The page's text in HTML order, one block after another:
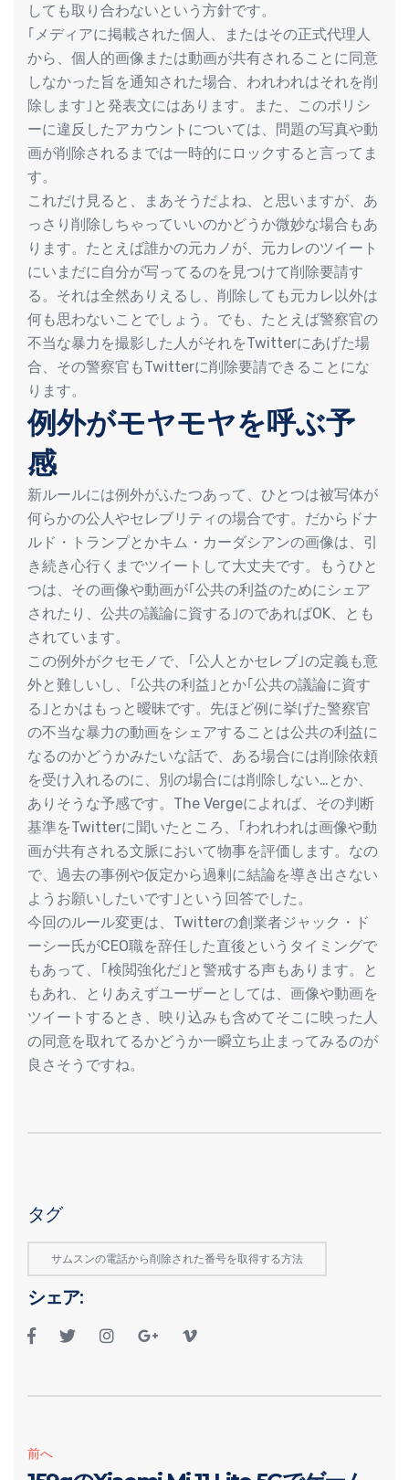
しても取り合わないという方針です。
｢メディアに掲載された個人、またはその正式代理人
から、個人的画像または動画が共有されることに同意
しなかった旨を通知された場合、われわれはそれを削
除します｣と発表文にはあります。また、このポリシ
ーに違反したアカウントについては、問題の写真や動
画が削除されるまでは一時的にロックすると言ってま
す。
これだけ見ると、まあそうだよね、と思いますが、あ
っさり削除しちゃっていいのかどうか微妙な場合もあ
ります。たとえば誰かの元カノが、元カレのツイート
にいまだに自分が写ってるのを見つけて削除要請す
る。それは全然ありえるし、削除しても元カレ以外は
何も思わないことでしょう。でも、たとえば警察官の
不当な暴力を撮影した人がそれをTwitterにあげた場
合、その警察官もTwitterに削除要請できることにな
ります。
例外がモヤモヤを呼ぶ予
感
新ルールには例外がふたつあって、ひとつは被写体が
何らかの公人やセレブリティの場合です。だからドナ
ルド・トランプとかキム・カーダシアンの画像は、引
き続き心行くまでツイートして大丈夫です。もうひと
つは、その画像や動画が｢公共の利益のためにシェア
されたり、公共の議論に資する｣のであればOK、とも
されています。
この例外がクセモノで、｢公人とかセレブ｣の定義も意
外と難しいし、｢公共の利益｣とか｢公共の議論に資す
る｣とかはもっと曖昧です。先ほど例に挙げた警察官
の不当な暴力の動画をシェアすることは公共の利益に
なるのかどうかみたいな話で、ある場合には削除依頼
を受け入れるのに、別の場合には削除しない…とか、
ありそうな予感です。The Vergeによれば、その判断
基準をTwitterに聞いたところ、｢われわれは画像や動
画が共有される文脈において物事を評価します。なの
で、過去の事例や仮定から過剰に結論を導き出さない
ようお願いしたいです｣という回答でした。
今回のルール変更は、Twitterの創業者ジャック・ド
ーシー氏がCEO職を辞任した直後というタイミングで
もあって、｢検閲強化だ｣と警戒する声もあります。と
もあれ、とりあえずユーザーとしては、画像や動画を
ツイートするとき、映り込みも含めてそこに映った人
の同意を取れてるかどうか一瞬立ち止まってみるのが
良さそうですね。
タグ
サムスンの電話から削除された番号を取得する方法
シェア:
前へ